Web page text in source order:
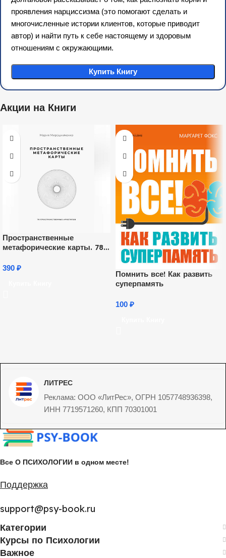
проявления нарциссизма (это помогают сделать и
многочисленные истории клиентов, которые приводит
автор) и найти путь к себе настоящему и здоровым
отношениям с окружающими.
Купить Книгу
Акции на Книги
Пространственные
метафорические карты. 78
архетипов
390 ₽
Помнить все! Как развить
суперпамять
100 ₽
ЛИТРЕС
Реклама: ООО «ЛитРес», ОГРН 1057748936398,
ИНН 7719571260, КПП 70301001
Все О ПСИХОЛОГИИ в одном месте!
Поддержка
support@psy-book.ru
Категории
Курсы по Психологии
Важное